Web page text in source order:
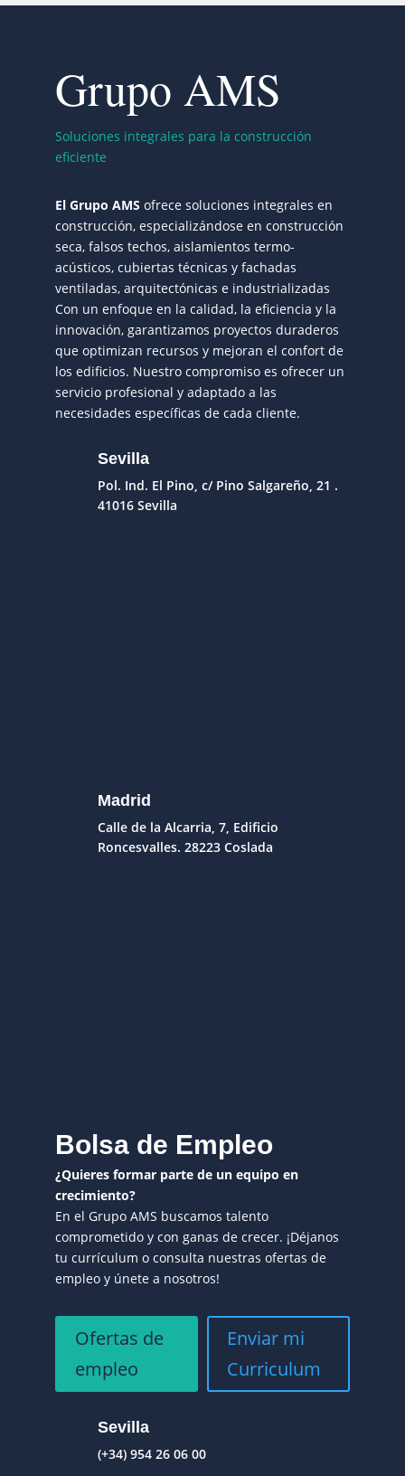
Grupo AMS
Soluciones integrales para la construcción
eficiente
El Grupo AMS ofrece soluciones integrales en
construcción, especializándose en construcción
seca, falsos techos, aislamientos termo-
acústicos, cubiertas técnicas y fachadas
ventiladas, arquitectónicas e industrializadas
Con un enfoque en la calidad, la eficiencia y la
innovación, garantizamos proyectos duraderos
que optimizan recursos y mejoran el confort de
los edificios. Nuestro compromiso es ofrecer un
servicio profesional y adaptado a las
necesidades específicas de cada cliente.
Sevilla
Pol. Ind. El Pino, c/ Pino Salgareño, 21 .
41016 Sevilla
Madrid
Calle de la Alcarria, 7, Edificio
Roncesvalles. 28223 Coslada
Bolsa de Empleo
¿Quieres formar parte de un equipo en
crecimiento?
En el Grupo AMS buscamos talento
comprometido y con ganas de crecer. ¡Déjanos
tu currículum o consulta nuestras ofertas de
empleo y únete a nosotros!
Ofertas de
empleo
Enviar mi
Curriculum
Sevilla
(+34) 954 26 06 00